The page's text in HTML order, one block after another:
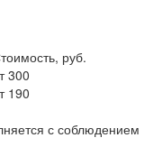
руб.
300
190
с соблюдением